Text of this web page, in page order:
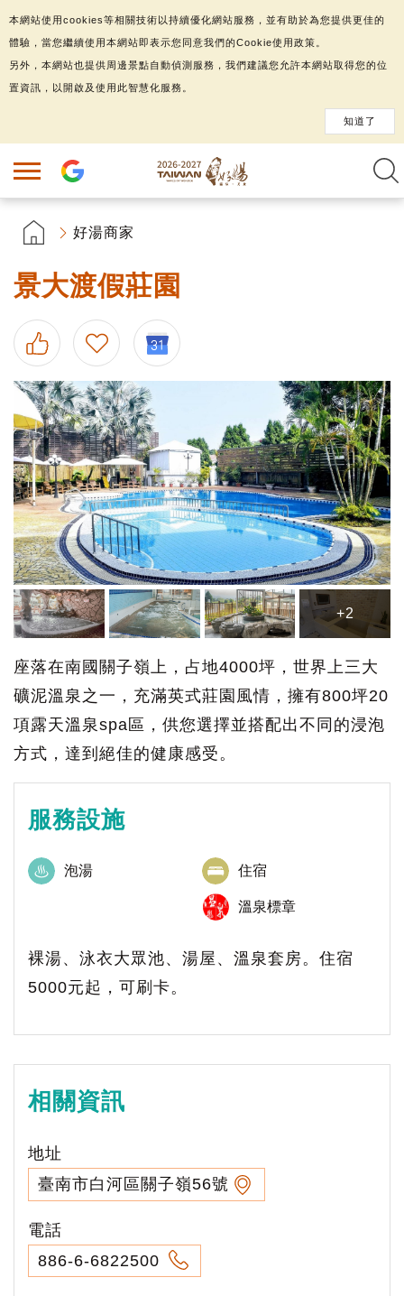
好湯商家
景大渡假莊園
+2
座落在南國關子嶺上，占地4000坪，世界上三大
礦泥溫泉之一，充滿英式莊園風情，擁有800坪20
項露天溫泉spa區，供您選擇並搭配出不同的浸泡
方式，達到絕佳的健康感受。
服務設施
泡湯 住宿
溫泉標章
裸湯、泳衣大眾池、湯屋、溫泉套房。住宿
5000元起，可刷卡。
相關資訊
地址
臺南市白河區關子嶺56號
電話
886-6-6822500
本網站使用cookies等相關技術以持續優化網站服務，並有助於為您提供更佳的
體驗，當您繼續使用本網站即表示您同意我們的Cookie使用政策。
另外，本網站也提供周邊景點自動偵測服務，我們建議您允許本網站取得您的位
置資訊，以開啟及使用此智慧化服務。
知道了